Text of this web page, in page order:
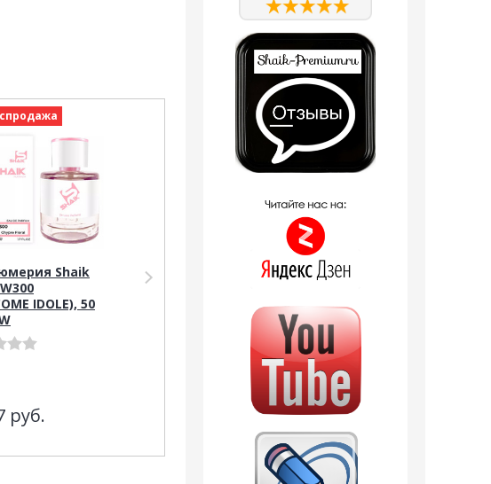
Shaik
IDOLE), 50
руб.
Тестер Shaik SHAIK /
Парфюмерная вода,
LANCOME IDOLE, 25
2 отзыва
Распродажа
Парфюмерия
/ Парфюмерная
вода W5166
LANCOME IDOLE 30 мл
1 150